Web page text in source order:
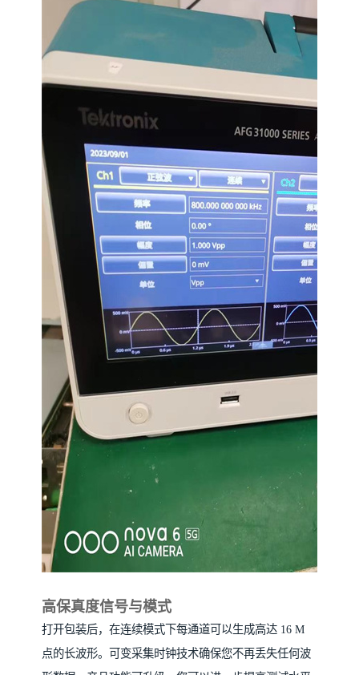
高保真度信号与模式
打开包装后，在连续模式下每通道可以生成高达 16 M
点的长波形。可变采集时钟技术确保您不再丢失任何波